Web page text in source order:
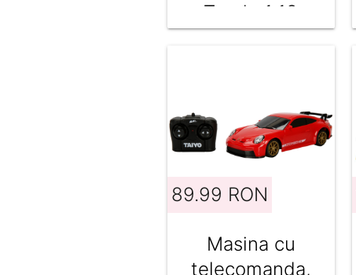
Truck, 1:18
89.99 RON
Masina cu
telecomanda,